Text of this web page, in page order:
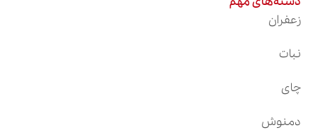
زعفران
نبات
چای
دمنوش